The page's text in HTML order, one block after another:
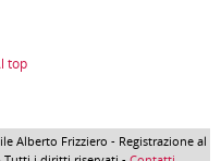
top
Alberto Frizziero - Registrazione al